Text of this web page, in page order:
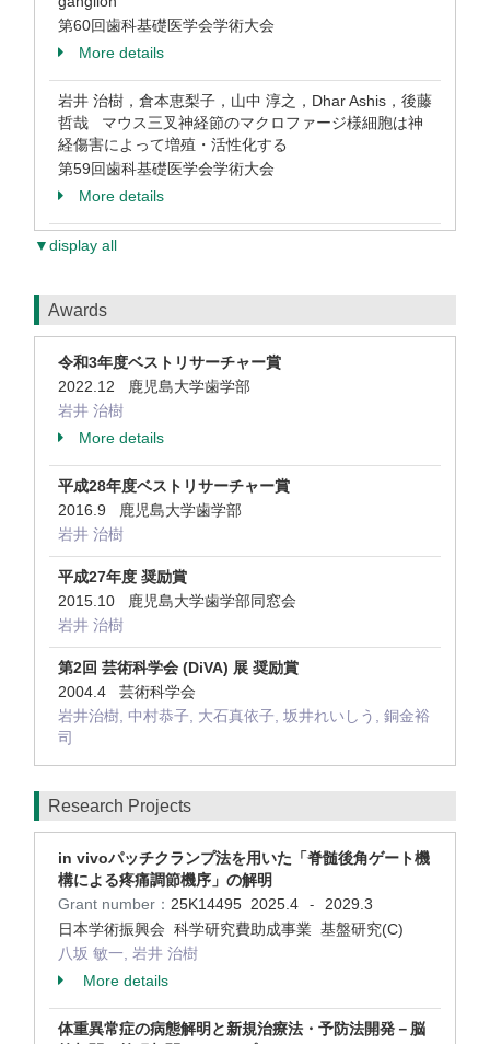
第60回歯科基礎医学会学術大会
More details
岩井 治樹，倉本恵梨子，山中 淳之，Dhar Ashis，後藤
哲哉 マウス三叉神経節のマクロファージ様細胞は神
経傷害によって増殖・活性化する
第59回歯科基礎医学会学術大会
More details
▼display all
Awards
令和3年度ベストリサーチャー賞
2022.12 鹿児島大学歯学部
岩井 治樹
More details
平成28年度ベストリサーチャー賞
2016.9 鹿児島大学歯学部
岩井 治樹
平成27年度 奨励賞
2015.10 鹿児島大学歯学部同窓会
岩井 治樹
第2回 芸術科学会 (DiVA) 展 奨励賞
2004.4 芸術科学会
岩井治樹, 中村恭子, 大石真依子, 坂井れいしう, 銅金裕
司
Research Projects
in vivoパッチクランプ法を用いた「脊髄後角ゲート機
構による疼痛調節機序」の解明
Grant number： 25K14495 2025.4 -
2029.3
日本学術振興会 科学研究費助成事業 基盤研究(C)
八坂 敏一, 岩井 治樹
More details
体重異常症の病態解明と新規治療法・予防法開発－脳